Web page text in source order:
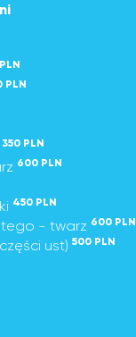
PLN
350 PLN
600 PLN
450 PLN
- twarz 600 PLN
ust) 500 PLN